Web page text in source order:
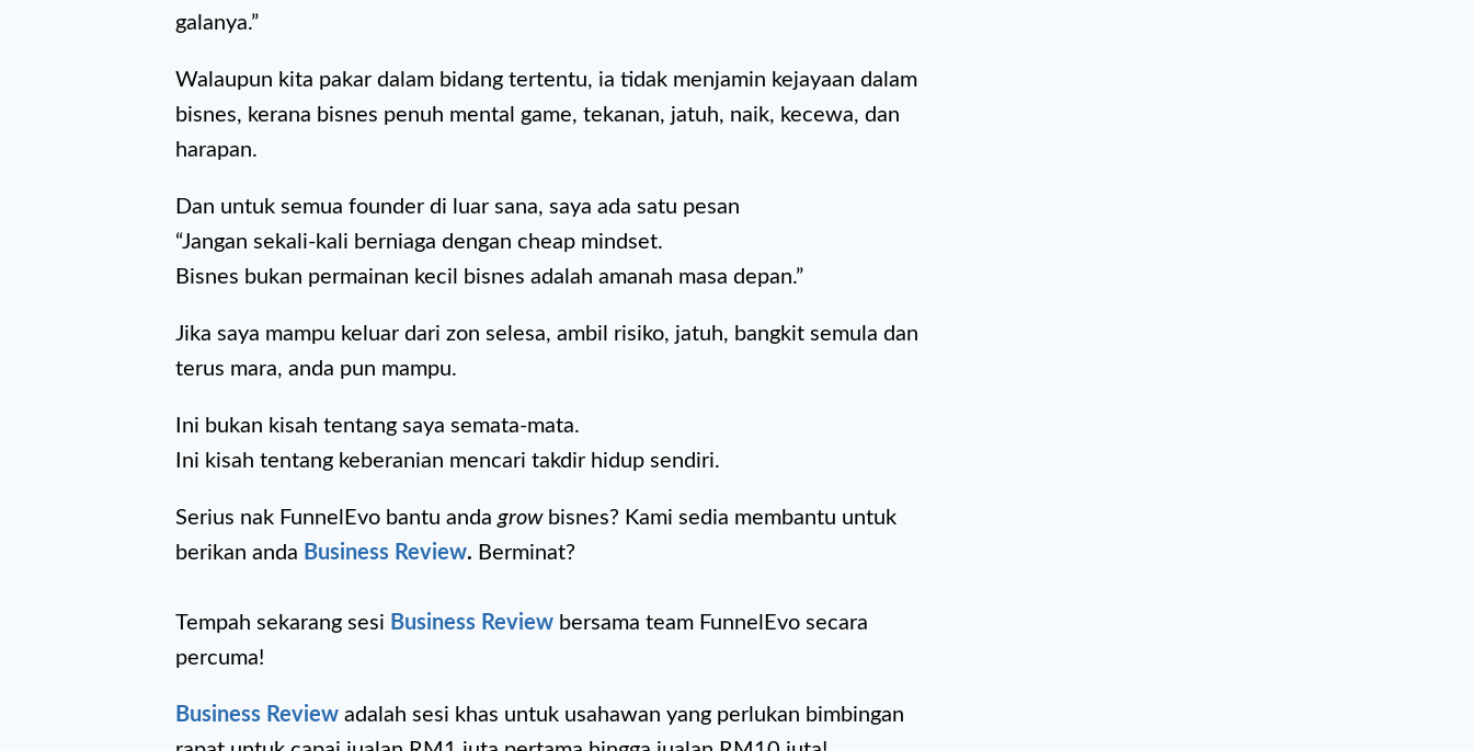
galanya.”
Walaupun kita pakar dalam bidang tertentu, ia tidak menjamin kejayaan dalam
bisnes, kerana bisnes penuh mental game, tekanan, jatuh, naik, kecewa, dan
harapan.
Dan untuk semua founder di luar sana, saya ada satu pesan
“Jangan sekali-kali berniaga dengan cheap mindset.
Bisnes bukan permainan kecil bisnes adalah amanah masa depan.”
Jika saya mampu keluar dari zon selesa, ambil risiko, jatuh, bangkit semula dan
terus mara, anda pun mampu.
Ini bukan kisah tentang saya semata-mata.
Ini kisah tentang keberanian mencari takdir hidup sendiri.
Serius nak FunnelEvo bantu anda grow bisnes? Kami sedia membantu untuk
berikan anda Business Review. Berminat?
Tempah sekarang sesi Business Review bersama team FunnelEvo secara
percuma!
Business Review adalah sesi khas untuk usahawan yang perlukan bimbingan